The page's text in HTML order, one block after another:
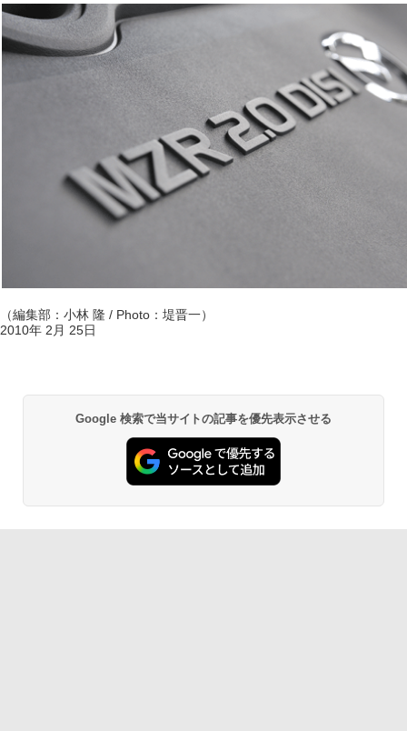
（編集部：小林 隆 / Photo：堤晋一）
2010年 2月 25日
Google 検索で当サイトの記事を優先表示させる